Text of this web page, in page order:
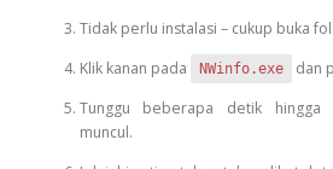
Tidak perlu instalasi – cukup buka
Klik kanan pada
NWinfo.exe
dan
Tunggu beberapa detik hingga
muncul.